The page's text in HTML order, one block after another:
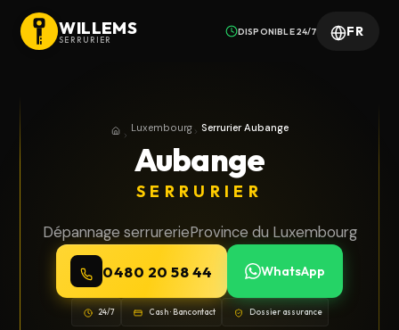
WILLEMS
SERRURIER
DISPONIBLE 24/7 FR
AccueilProvince du Luxembourg
Luxembourg Serrurier Aubange
Aubange
SERRURIER
Dépannage serrurerieProvince du Luxembourg
0480 20 58 44 WhatsApp
24/7 Cash · Bancontact Dossier assurance